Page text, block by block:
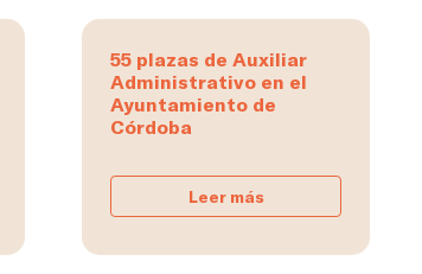
55 plazas de Auxiliar
Administrativo en el
Ayuntamiento de
Córdoba
Leer más